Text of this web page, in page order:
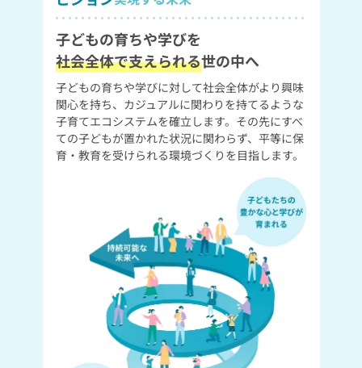
子どもの育ちや学びを
社会全体で支えられる世の中へ
子どもの育ちや学びに対して社会全体がより興味
関心を持ち、カジュアルに関わりを持てるような
子育てエコシステムを確立します。その先にすべ
ての子どもが置かれた状況に関わらず、平等に保
育・教育を受けられる環境づくりを目指します。